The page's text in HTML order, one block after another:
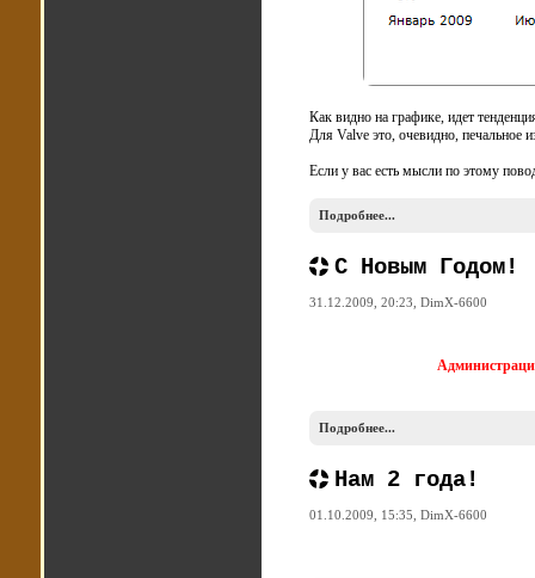
Как видно на графике, идет
Для Valve это, очевидно, печальное
Если у вас есть мысли по этому
Подробнее...
C Новым Годом!
31.12.2009, 20:23, DimX-6600
Подробнее...
Нам 2 года!
01.10.2009, 15:35, DimX-6600